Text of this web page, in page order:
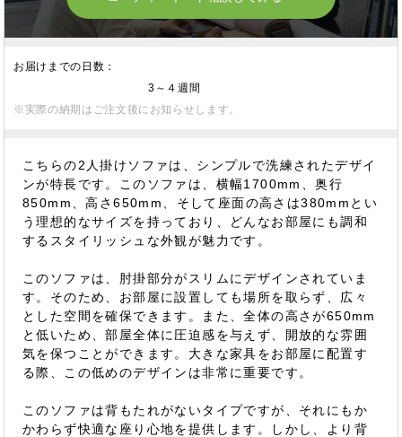
お届けまでの日数：
3～４週間
※実際の納期はご注文後にお知らせします。
こちらの2人掛けソファは、シンプルで洗練されたデザイ
ンが特長です。このソファは、横幅1700mm、奥行
850mm、高さ650mm、そして座面の高さは380mmとい
う理想的なサイズを持っており、どんなお部屋にも調和
するスタイリッシュな外観が魅力です。
このソファは、肘掛部分がスリムにデザインされていま
す。そのため、お部屋に設置しても場所を取らず、広々
とした空間を確保できます。また、全体の高さが650mm
と低いため、部屋全体に圧迫感を与えず、開放的な雰囲
気を保つことができます。大きな家具をお部屋に配置す
る際、この低めのデザインは非常に重要です。
このソファは背もたれがないタイプですが、それにもか
かわらず快適な座り心地を提供します。しかし、より背